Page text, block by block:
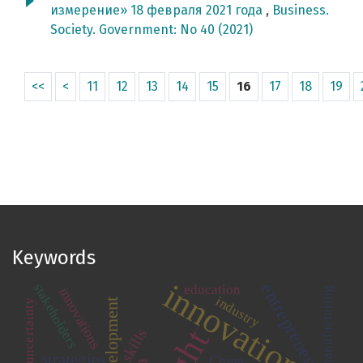
измерение» 18 февраля 2021 года , Business.
Society. Government: No 40 (2021)
<< < 11 12 13 14 15 16 17 18 19
Keywords
innovation
skills
innovations
uncertainty industry
stakeholders education manufacturing